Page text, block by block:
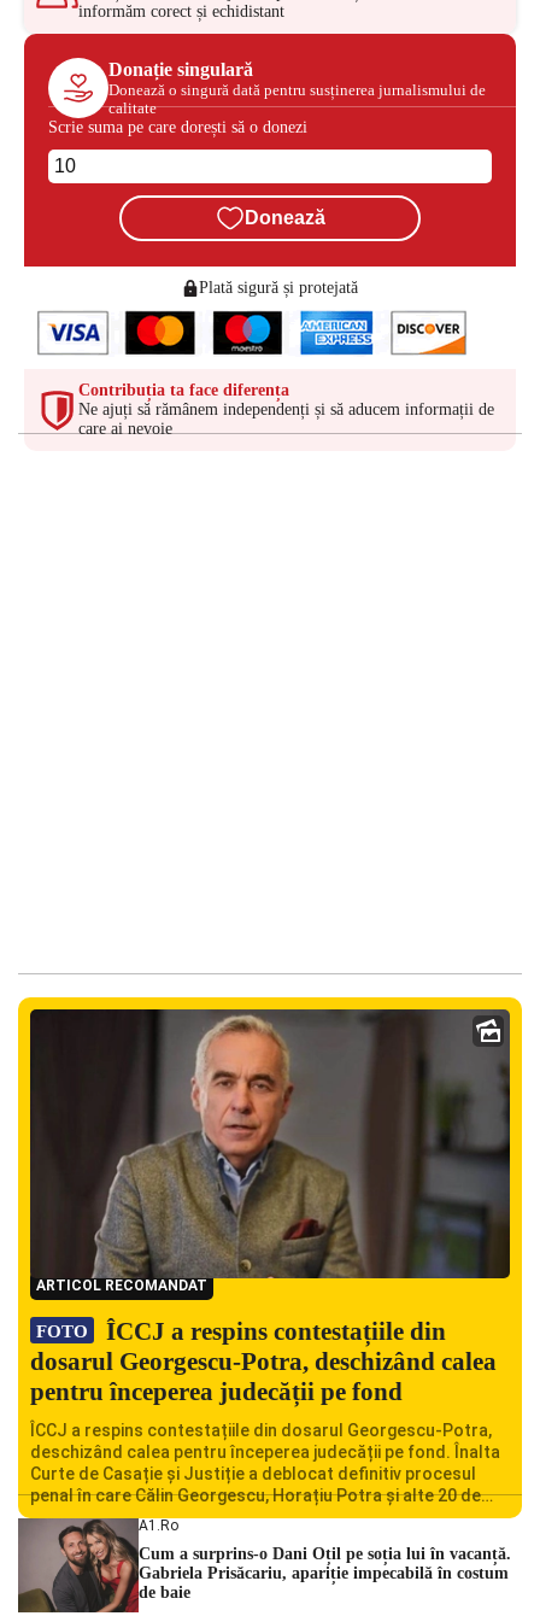
informăm corect și echidistant
Donație singulară
Donează o singură dată pentru susținerea jurnalismului de
calitate
Scrie suma pe care dorești să o donezi
Donează
Plată sigură și protejată
Contribuția ta face diferența
Ne ajuți să rămânem independenți și să aducem informații de
care ai nevoie
ARTICOL RECOMANDAT
FOTO
ÎCCJ a respins contestațiile din
dosarul Georgescu-Potra, deschizând calea
pentru începerea judecății pe fond
ÎCCJ a respins contestațiile din dosarul Georgescu-Potra,
deschizând calea pentru începerea judecății pe fond. Înalta
Curte de Casație și Justiție a deblocat definitiv procesul
penal în care Călin Georgescu, Horațiu Potra și alte 20 de
persoane sunt acuzați de acțiuni îndreptate împotriva
ordinii constituționale. În ședința din camera preliminară,
judecătorii de la instanța supremă au […]
A1.ro
Cum a surprins-o Dani Oțil pe soția lui în vacanță.
Gabriela Prisăcariu, apariție impecabilă în costum
de baie